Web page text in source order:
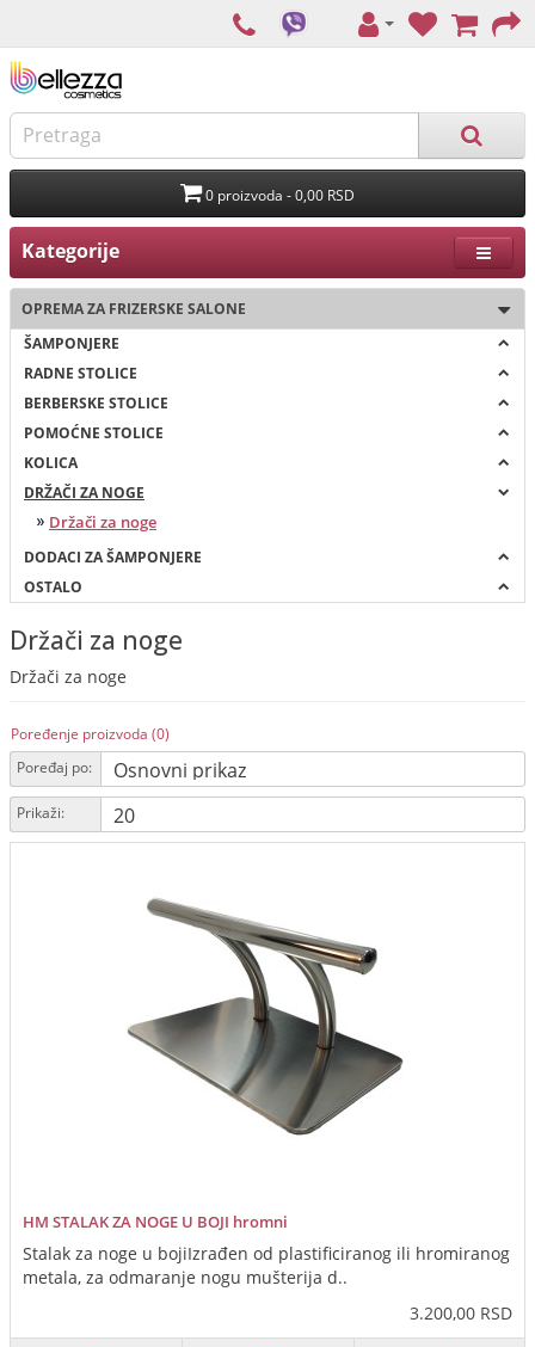
0 proizvoda - 0,00 RSD
Kategorije
OPREMA ZA FRIZERSKE SALONE
ŠAMPONJERE
RADNE STOLICE
BERBERSKE STOLICE
POMOĆNE STOLICE
KOLICA
DRŽAČI ZA NOGE
Držači za noge
DODACI ZA ŠAMPONJERE
OSTALO
Držači za noge
Držači za noge
Poređenje proizvoda (0)
Poređaj po:
Prikaži:
HM STALAK ZA NOGE U BOJI hromni
Stalak za noge u bojiIzrađen od plastificiranog ili hromiranog
metala, za odmaranje nogu mušterija d..
3.200,00 RSD